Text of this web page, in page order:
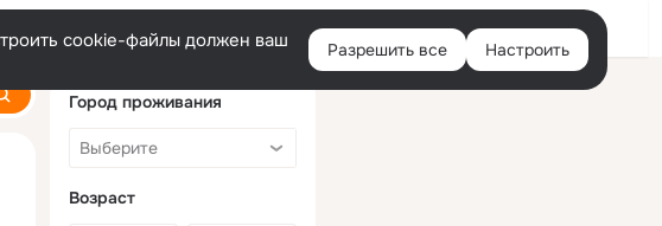
Войти
cookie-файлы должен ваш
Разрешить все Настроить
Город проживания
Возраст